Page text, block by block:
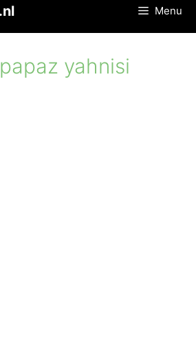
Menu
yahnisi